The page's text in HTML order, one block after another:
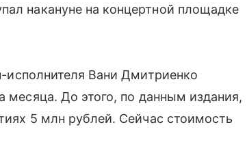
накануне на концертной площадке
исполнителя Вани Дмитриенко
месяца. До этого, по данным издания,
5 млн рублей. Сейчас стоимость